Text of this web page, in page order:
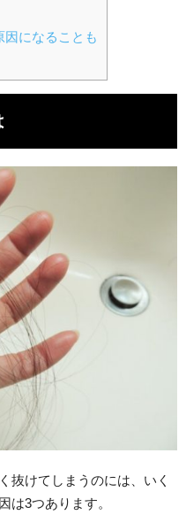
因になることも
抜けてしまうのには、いく
は3つあります。